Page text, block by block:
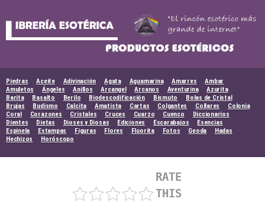
Piedras Aceite Adivinación Agata Aguamarina Amarres
Ambar
Amuletos
Ángeles Anillos Arcangel Arcanos Aventurina
Azurita
Barita
Basalto Berilo Biodescodificación Bismuto
Bolas de Cristal
Brujas
Budismo Calcita Amatista Cartas Colgantes Collares
Colonia
Coral
Corazones Cristales Cruces Cuarzo Cuenco
Diccionarios
Dientes
Dietas Dioses y Diosas Ediciones Escarabajos
Esencias
Espinela
Estampas Figuras Flores Fluorita Fotos Geoda
Hadas
Hechizos
Horóscopo
RATE
THIS